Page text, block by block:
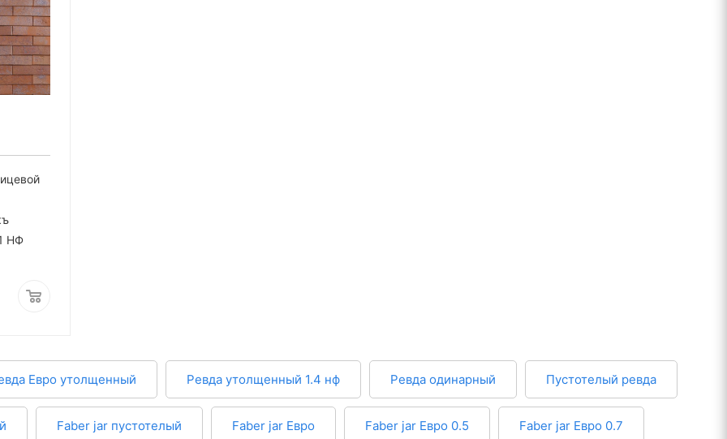
НФ
Евро утолщенный Ревда утолщенный 1.4 нф Ревда одинарный Пустотелый ревда
Faber jar пустотелый Faber jar Евро Faber jar Евро 0.5 Faber jar Евро 0.7